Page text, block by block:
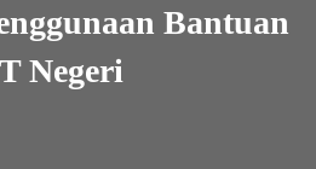
Bantuan
Negeri